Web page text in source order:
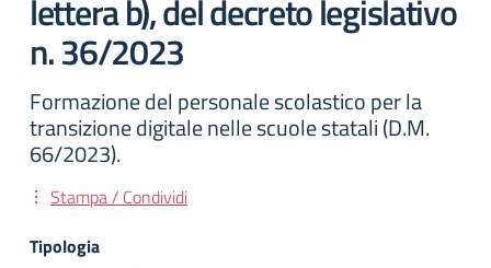
lettera b), del decreto legislativo
n. 36/2023
Formazione del personale scolastico per la
transizione digitale nelle scuole statali (D.M.
66/2023).
Stampa / Condividi
Tipologia